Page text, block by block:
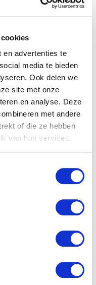
en advertenties te
media te bieden
Ook delen we
site met onze
en analyse. Deze
met andere
of die ze hebben
van hun services.
het dagelijkse leven,
in onze
worden we
groep mensen. We
en ideologieën. Er
De belangrijkste
worden
gecontroleerd of ter
hebben te maken
families op deze
multinationale bedrijven
en alle coalities
deze elite is complete